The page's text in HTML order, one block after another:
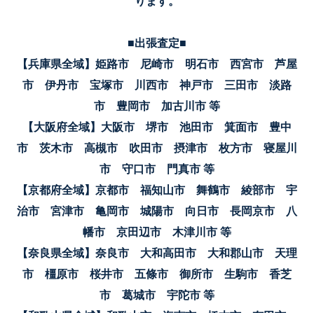
■出張査定■
【兵庫県全域】姫路市 尼崎市 明石市 西宮市 芦屋
市 伊丹市 宝塚市 川西市 神戸市 三田市 淡路
市 豊岡市 加古川市 等
【大阪府全域】大阪市 堺市 池田市 箕面市 豊中
市 茨木市 高槻市 吹田市 摂津市 枚方市 寝屋川
市 守口市 門真市 等
【京都府全域】京都市 福知山市 舞鶴市 綾部市 宇
治市 宮津市 亀岡市 城陽市 向日市 長岡京市 八
幡市 京田辺市 木津川市 等
【奈良県全域】奈良市 大和高田市 大和郡山市 天理
市 橿原市 桜井市 五條市 御所市 生駒市 香芝
市 葛城市 宇陀市 等